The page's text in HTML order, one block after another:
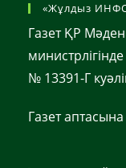
«Жұлдыз
Газет ҚР
№ 13391-Г
Газет